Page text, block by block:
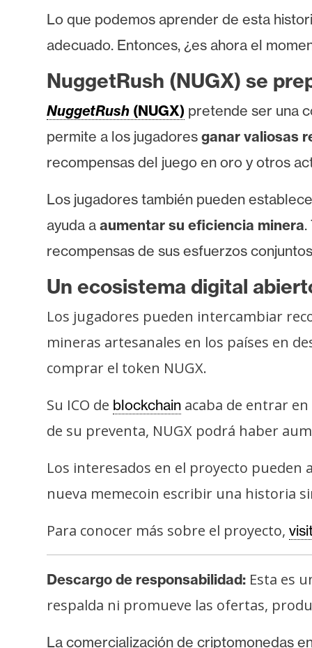
i
c
d
a
d
Lo que podemos aprender de esta
adecuado. Entonces, ¿es ahora el
NuggetRush (NUGX) se
NuggetRush (NUGX) pretende ser una
permite a los jugadores ganar valiosas
recompensas del juego en oro y otros
Los jugadores también pueden
ayuda a aumentar su eficiencia minera.
recompensas de sus esfuerzos
Un ecosistema digital
Los jugadores pueden intercambiar
mineras artesanales en los países en
comprar el token NUGX.
Su ICO de blockchain acaba de entrar
de su preventa, NUGX podrá haber
Los interesados en el proyecto pueden
nueva memecoin escribir una historia
Para conocer más sobre el proyecto,
Descargo de responsabilidad: Esta es
respalda ni promueve las ofertas,
La comercialización de criptomonedas